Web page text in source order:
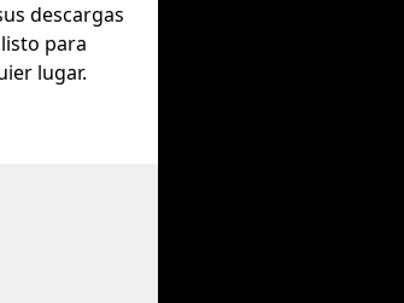
descargas
para
lugar.